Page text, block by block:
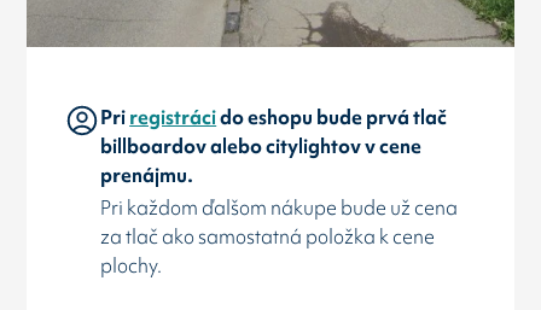
Priregistrácido eshopu bude prvá tlač
billboardov alebo citylightov v cene
prenájmu.
Pri každom ďalšom nákupe bude už cena
za tlač ako samostatná položka k cene
plochy.